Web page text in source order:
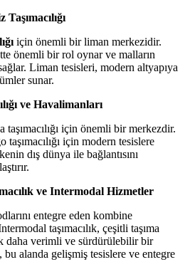
için önemli bir liman merkezidir.
önemli bir rol oynar ve malların
Liman tesisleri, modern altyapıya
sunar.
ve Havalimanları
taşımacılığı için önemli bir merkezdir.
için modern tesislere
dış dünya ile bağlantısını
ve Intermodal Hizmetler
entegre eden kombine
taşımacılık, çeşitli taşıma
daha verimli ve sürdürülebilir bir
alanda gelişmiş tesislere ve entegre